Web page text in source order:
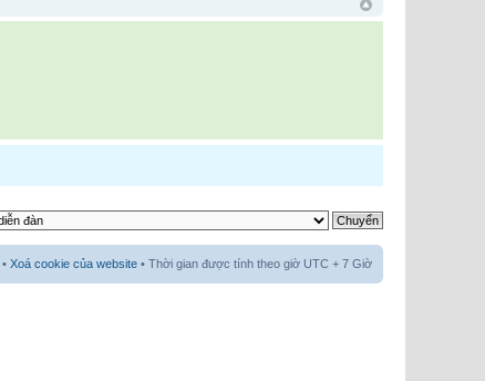
• Xoá cookie của website • Thời gian được tính theo giờ UTC + 7 Giờ